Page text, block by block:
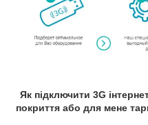
Як підключити 3G
покриття або для мене